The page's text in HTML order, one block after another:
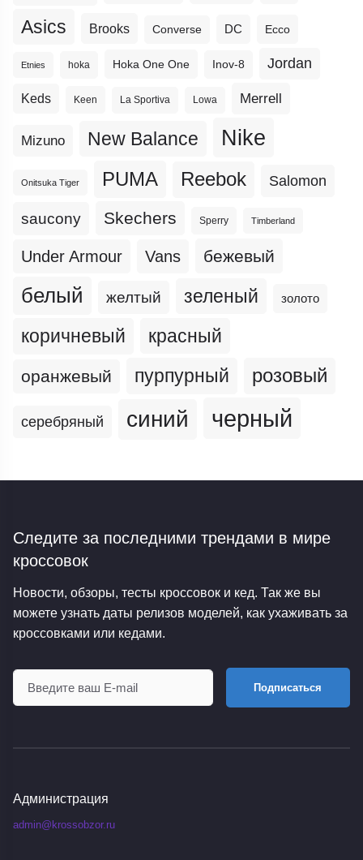
Asics Brooks Converse DC Ecco
Etnies hoka Hoka One One Inov-8 Jordan
Keds Keen La Sportiva Lowa Merrell
Mizuno New Balance Nike
Onitsuka Tiger PUMA Reebok Salomon
saucony Skechers Sperry Timberland
Under Armour Vans бежевый
белый желтый зеленый золото
коричневый красный
оранжевый пурпурный розовый
серебряный синий черный
Следите за последними трендами в мире
кроссовок
Новости, обзоры, тесты кроссовок и кед. Так же вы
можете узнать даты релизов моделей, как ухаживать за
кроссовками или кедами.
Подписаться
Администрация
admin@krossobzor.ru